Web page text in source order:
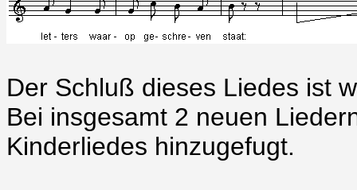
Der Schluß dieses Liedes ist
Bei insgesamt 2 neuen
Kinderliedes hinzugefugt.